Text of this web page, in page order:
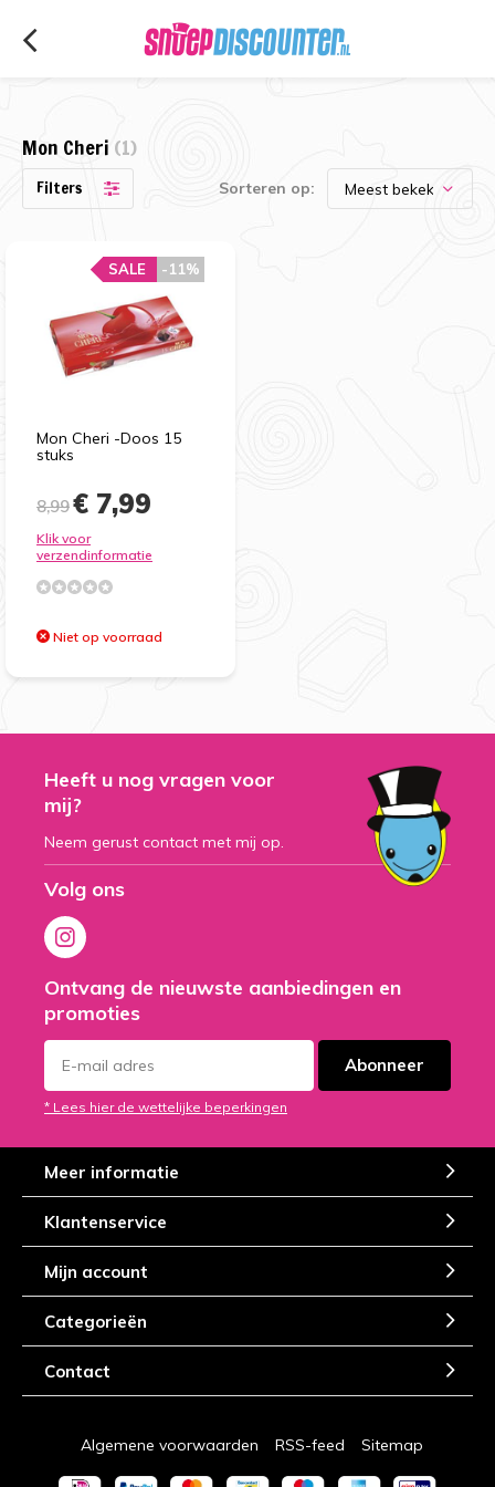
Mon Cheri (1)
Filters Sorteren op:
Mon Cheri -Doos 15
stuks
-11%
SALE
8,99€ 7,99
Klik voor
verzendinformatie
Niet op voorraad
Heeft u nog vragen voor
mij?
Neem gerust contact met mij op.
Volg ons
Ontvang de nieuwste aanbiedingen en
promoties
Abonneer
* Lees hier de wettelijke beperkingen
Meer informatie
Klantenservice
Mijn account
Categorieën
Contact
Algemene voorwaarden RSS-feed Sitemap